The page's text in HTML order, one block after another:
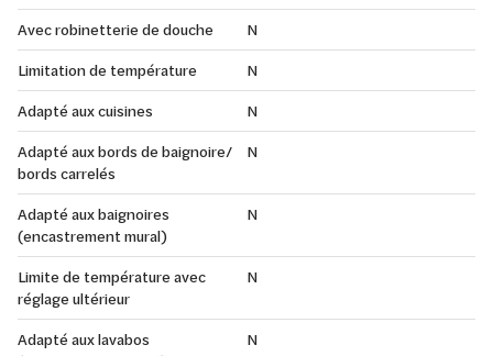
Avec robinetterie de douche
N
Limitation de température
N
Adapté aux cuisines
N
Adapté aux bords de baignoire/
bords carrelés
N
Adapté aux baignoires
(encastrement mural)
N
Limite de température avec
réglage ultérieur
N
Adapté aux lavabos
N